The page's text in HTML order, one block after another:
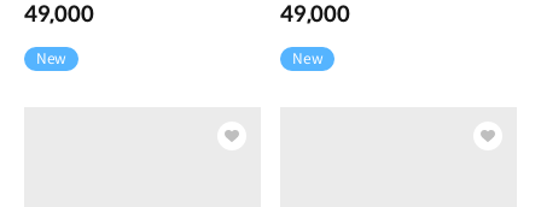
49,000
New
49,000
New